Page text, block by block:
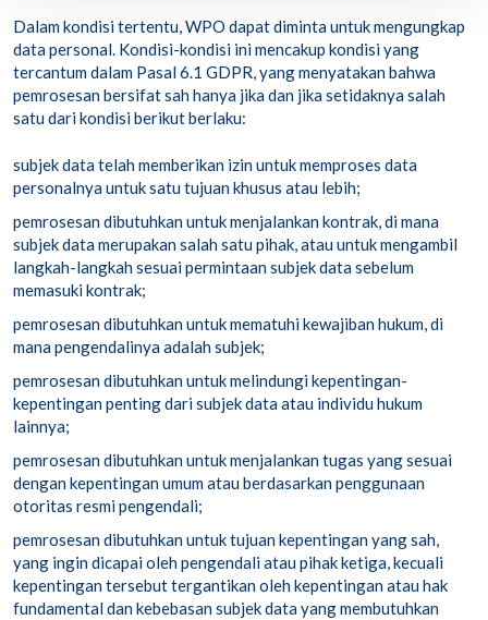
Dalam kondisi tertentu, WPO dapat diminta untuk mengungkap
data personal. Kondisi-kondisi ini mencakup kondisi yang
tercantum dalam Pasal 6.1 GDPR, yang menyatakan bahwa
pemrosesan bersifat sah hanya jika dan jika setidaknya salah
satu dari kondisi berikut berlaku:
subjek data telah memberikan izin untuk memproses data
personalnya untuk satu tujuan khusus atau lebih;
pemrosesan dibutuhkan untuk menjalankan kontrak, di mana
subjek data merupakan salah satu pihak, atau untuk mengambil
langkah-langkah sesuai permintaan subjek data sebelum
memasuki kontrak;
pemrosesan dibutuhkan untuk mematuhi kewajiban hukum, di
mana pengendalinya adalah subjek;
pemrosesan dibutuhkan untuk melindungi kepentingan-
kepentingan penting dari subjek data atau individu hukum
lainnya;
pemrosesan dibutuhkan untuk menjalankan tugas yang sesuai
dengan kepentingan umum atau berdasarkan penggunaan
otoritas resmi pengendali;
pemrosesan dibutuhkan untuk tujuan kepentingan yang sah,
yang ingin dicapai oleh pengendali atau pihak ketiga, kecuali
kepentingan tersebut tergantikan oleh kepentingan atau hak
fundamental dan kebebasan subjek data yang membutuhkan